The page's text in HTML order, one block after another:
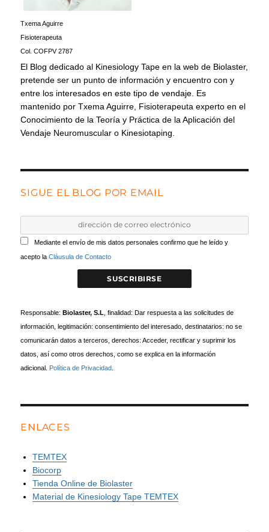
Txema Aguirre
Fisioterapeuta
Col. COFPV 2787
El Blog dedicado al Kinesiology Tape en la web de Biolaster,
pretende ser un punto de información y encuentro con y
entre los interesados en este tipo de vendaje. Es
mantenido por Txema Aguirre, Fisioterapeuta experto en el
Conocimiento de la Teoría y Práctica de la Aplicación del
Vendaje Neuromuscular o Kinesiotaping.
SIGUE EL BLOG POR EMAIL
Mediante el envío de mis datos personales confirmo que he leído y
acepto laCláusula de Contacto
Responsable:Biolaster, S.L , finalidad: Dar respuesta a las solicitudes de
información, legitimación: consentimiento del interesado, destinatarios: no se
comunicarán datos a terceros, derechos: Acceder, rectificar y suprimir los
datos, así como otros derechos, como se explica en la información
adicional. Política de Privacidad
ENLACES
TEMTEX
Biocorp
Tienda Online de Biolaster
Material de Kinesiology Tape TEMTEX